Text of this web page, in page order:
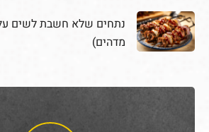
נתחים שלא חשבת לשים
מדהים)